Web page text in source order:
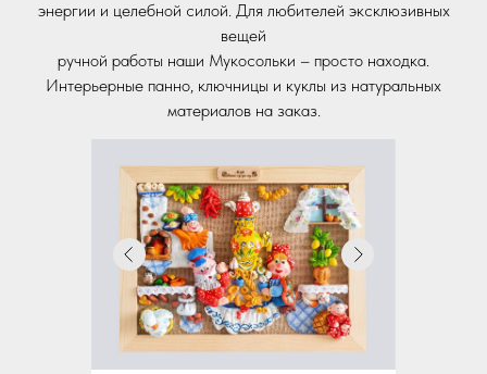
энергии и целебной силой. Для любителей эксклюзивных
вещей
ручной работы наши Мукосольки – просто находка.
Интерьерные панно, ключницы и куклы из натуральных
материалов на заказ.